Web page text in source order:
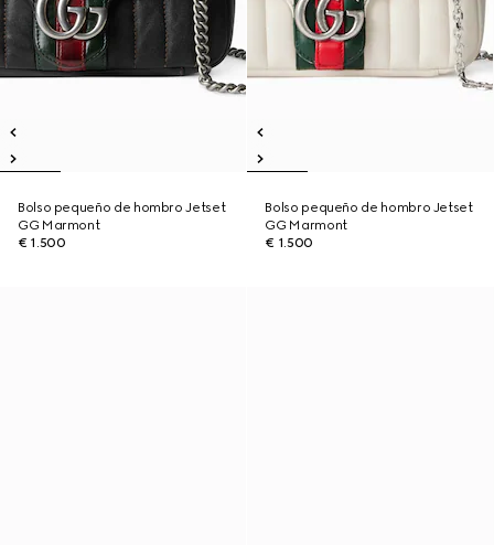
Bolso pequeño de hombro Jetset
GG Marmont
€ 1.500
Bolso pequeño de hombro Jetset
GG Marmont
€ 1.500